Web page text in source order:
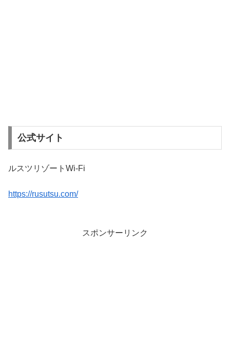
公式サイト
ルスツリゾートWi-Fi
https://rusutsu.com/
スポンサーリンク